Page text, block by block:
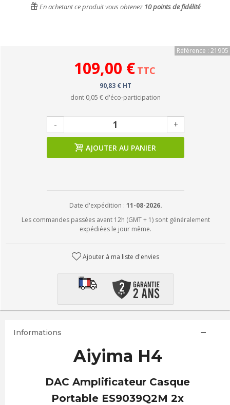
En achetant ce produit vous obtenez 10points de fidélité
Référence : 21905
109,00 € TTC
90,83 € HT
dont 0,05 € d'éco-participation
- +
AJOUTER AU PANIER
Date d'expédition : 11-08-2026.
Les commandes passées avant 12h (GMT + 1) sont généralement
expédiées le jour même.
Ajouter à ma liste d'envies
Informations
Aiyima H4
DAC Amplificateur Casque
Portable ES9039Q2M 2x